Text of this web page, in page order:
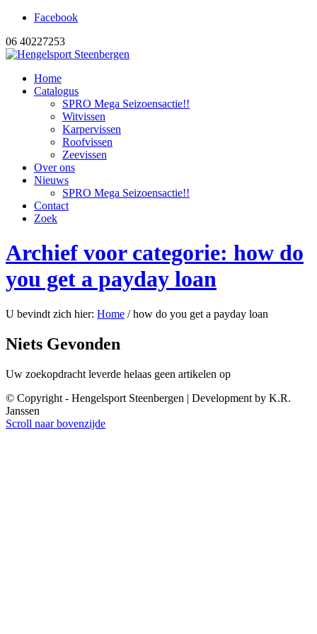
Facebook
06 40227253
Home
Catalogus
SPRO Mega Seizoensactie!!
Witvissen
Karpervissen
Roofvissen
Zeevissen
Over ons
Nieuws
SPRO Mega Seizoensactie!!
Contact
Zoek
Archief voor categorie: how do
you get a payday loan
U bevindt zich hier: Home / how do you get a payday loan
Niets Gevonden
Uw zoekopdracht leverde helaas geen artikelen op
© Copyright - Hengelsport Steenbergen | Development by K.R.
Janssen
Scroll naar bovenzijde